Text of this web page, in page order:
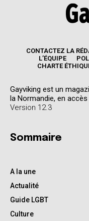
CONTACTEZ LA
L’ÉQUIPE
CHARTE
Gayviking est un
la Normandie, en
Version 12.3
Sommaire
A la une
Actualité
Guide LGBT
Culture